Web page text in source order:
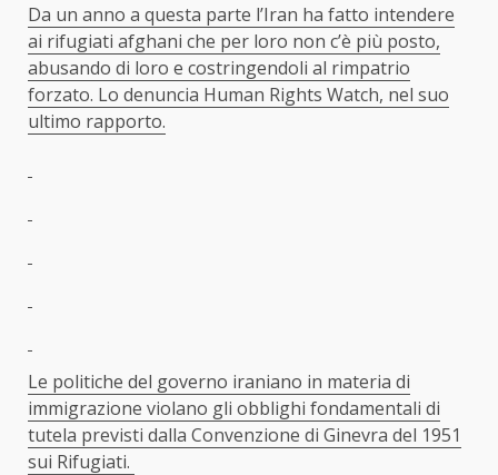
Da un anno a questa parte l’Iran ha fatto intendere
ai rifugiati afghani che per loro non c’è più posto,
abusando di loro e costringendoli al rimpatrio
forzato. Lo denuncia Human Rights Watch, nel suo
ultimo rapporto.
Le politiche del governo iraniano in materia di
immigrazione violano gli obblighi fondamentali di
tutela previsti dalla Convenzione di Ginevra del 1951
sui Rifugiati.